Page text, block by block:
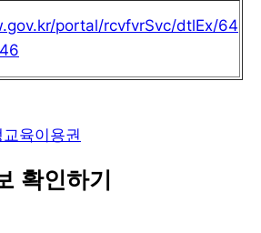
portal/rcvfvrSvc/dtlEx/64
확인하기